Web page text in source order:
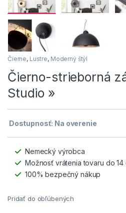
Čierne, Lustre, Moderný štýl
Čierno-strieborná
Studio »
Dostupnosť: Na overenie
Nemecký výrobca
Možnosť vrátenia tovaru do 14
100% bezpečný nákup
Pridať do obľúbených